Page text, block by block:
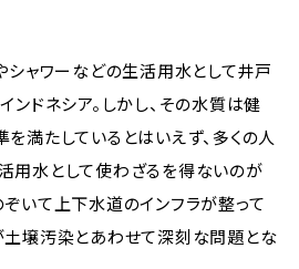
シャワーなどの生活用水として井戸
ンドネシア。しかし、その水質は健
満たしているとはいえず、多くの人
用水として使わざるを得ないのが
いて上下水道のインフラが整って
土壌汚染とあわせて深刻な問題とな